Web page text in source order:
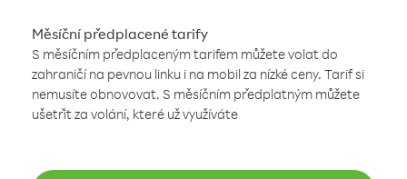
Měsíční předplacené tarify
S měsíčním předplaceným tarifem můžete volat do
zahraničí na pevnou linku i na mobil za nízké ceny. Tarif si
nemusíte obnovovat. S měsíčním předplatným můžete
ušetřit za volání, které už využíváte